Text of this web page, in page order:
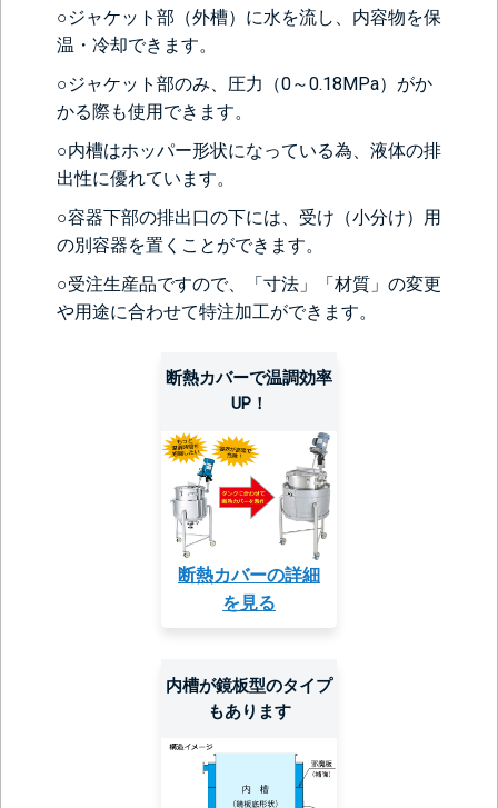
○ジャケット部（外槽）に水を流し、内容物を保
温・冷却できます。
○ジャケット部のみ、圧力（0～0.18MPa）がか
かる際も使用できます。
○内槽はホッパー形状になっている為、液体の排
出性に優れています。
○容器下部の排出口の下には、受け（小分け）用
の別容器を置くことができます。
○受注生産品ですので、「寸法」「材質」の変更
や用途に合わせて特注加工ができます。
断熱カバーで温調効率
UP！
断熱カバーの詳細
を見る
内槽が鏡板型のタイプ
もあります